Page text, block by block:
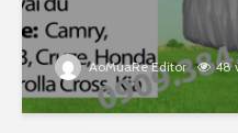
AoMuaRe Editor 48